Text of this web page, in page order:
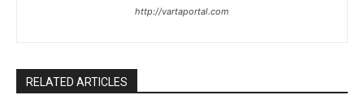
http://vartaportal.com
RELATED ARTICLES